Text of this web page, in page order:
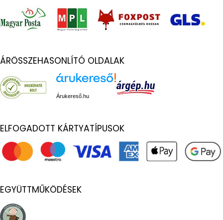
ÁRÖSSZEHASONLÍTÓ OLDALAK
Árukereső.hu
ELFOGADOTT KÁRTYATÍPUSOK
EGYÜTTMŰKÖDÉSEK